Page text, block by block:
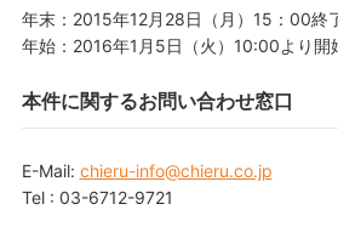
年末：2015年12月28日（月）15：00終
年始：2016年1月5日（火）10:00より開
本件に関するお問い合わせ窓口
E-Mail: chieru-info@chieru.co.jp
Tel : 03-6712-9721